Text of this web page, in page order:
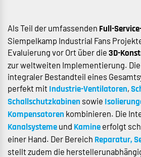
Als Teil der umfassenden Full-
Siempelkamp Industrial Fans
Evaluierung vor Ort über die 3D-
zur weltweiten Implementierung.
integraler Bestandteil eines
perfekt mit Industrie-Ventilatoren,
Schallschutzkabinen sowie
Kompensatoren kombinieren. Die
Kanalsysteme und Kamine erfolgt
einer Hand. Der Bereich Reparatur,
stellt zudem die